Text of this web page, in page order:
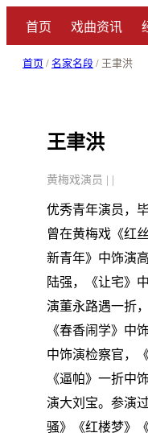
首页 戏曲资讯
首页 / 名家名段 / 王聿洪
王聿洪
黄梅戏演员 | |
优秀青年演员，
曾在黄梅戏《红
新青年》中饰演
陆强，《让宅》
演董永路遇一折
《春香闹学》中
中饰演检察官，
《逼帕》一折中
演大刘宝。参演
骚》《红楼梦》